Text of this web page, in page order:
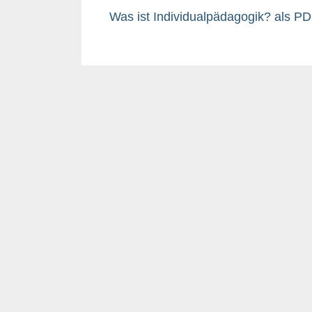
Was ist Individualpädagogik? als